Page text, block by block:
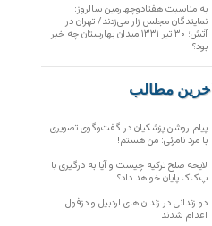
به مناسبت هفتادوچهارمین سالروز:
نمایندگان مجلس زار می‌زدند/ تهران در
آتش؛ ۳۰ تیر ۱۳۳۱ میدان بهارستان چه خبر
بود؟
آخرین مطالب
پیام روشن پزشکیان در گفت‌و‌گوی تصویری
با مرد نامرئی: من هستم!
لایحه صلح ترکیه چیست و آیا به درگیری با
پ‌ک‌ک پایان خواهد داد؟
دو زندانی در زندان های اردبیل و دزفول
اعدام شدند